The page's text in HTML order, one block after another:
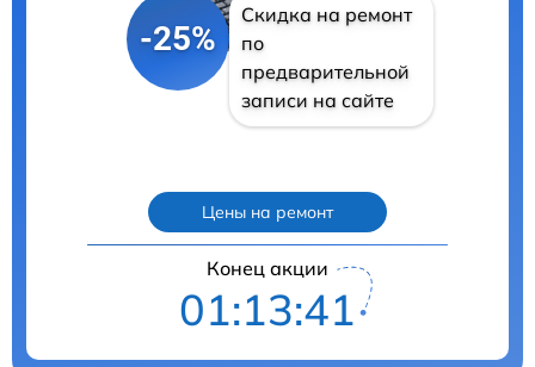
-25%
Скидка на ремонт
по
предварительной
записи на сайте
Цены на ремонт
Конец акции
01:13:40